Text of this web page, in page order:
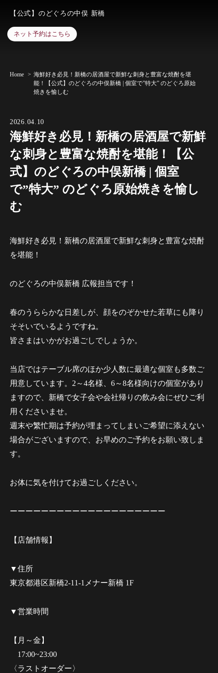
【公式】のどぐろの中俣 新橋
ネット予約はこちら
Home
海鮮好き必見！新橋の居酒屋で新鮮な刺身と豊富な焼酎を堪
能！【公式】のどぐろの中俣新橋 | 個室で”特大” のどぐろ原始
焼きを愉しむ
2026.04.10
海鮮好き必見！新橋の居酒屋で新鮮
な刺身と豊富な焼酎を堪能！【公
式】のどぐろの中俣新橋 | 個室
で”特大” のどぐろ原始焼きを愉し
む
海鮮好き必見！新橋の居酒屋で新鮮な刺身と豊富な焼酎
を堪能！
のどぐろの中俣新橋 広報担当です！
春のうららかな日差しが、顔をのぞかせた若草にも降り
そそいでいるようですね。
皆さまはいかがお過ごしでしょうか。
当店ではテーブル席のほか少人数に最適な個室も多数ご
用意しています。2～4名様、6～8名様向けの個室があり
ますので、新橋で女子会や会社帰りの飲み会にぜひご利
用くださいませ。
週末や繁忙期は予約が埋まってしまいご希望に添えない
場合がございますので、お早めのご予約をお願い致しま
す。
お体に気を付けてお過ごしください。
ーーーーーーーーーーーーーーーーーーーー
【店舗情報】
▼住所
東京都港区新橋2-11-1メナー新橋 1F
▼営業時間
【月～金】
17:00~23:00
〈ラストオーダー〉